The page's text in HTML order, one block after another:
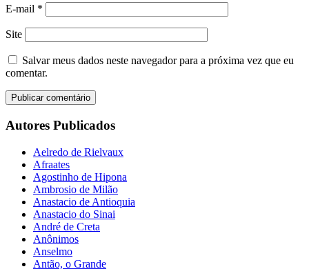
E-mail *
Site
Salvar meus dados neste navegador para a próxima vez que eu
comentar.
Autores Publicados
Aelredo de Rielvaux
Afraates
Agostinho de Hipona
Ambrosio de Milão
Anastacio de Antioquia
Anastacio do Sinai
André de Creta
Anônimos
Anselmo
Antão, o Grande